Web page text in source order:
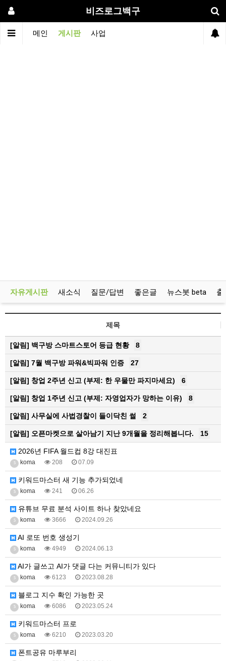
비즈로그백구
메인 게시판 사업
자유게시판 새소식 질문/답변 좋은글 뉴스봇 beta 출
제목
[알림] 백구방 스마트스토어 등급 현황 8
[알림] 7월 백구방 파워&빅파워 인증 27
[알림] 창업 2주년 신고 (부제: 한 우물만 파지마세요) 6
[알림] 창업 1주년 신고 (부제: 자영업자가 망하는 이유) 8
[알림] 사무실에 사법경찰이 들이닥친 썰 2
[알림] 오픈마켓으로 살아남기 지난 9개월을 정리해봅니다. 15
2026년 FIFA 월드컵 8강 대진표
5 koma 208 07.09
키워드마스터 새 기능 추가되었네
5 koma 241 06.26
유튜브 무료 분석 사이트 하나 찾았네요
5 koma 3666 2024.09.26
AI 로또 번호 생성기
5 koma 4949 2024.06.13
AI가 글쓰고 AI가 댓글 다는 커뮤니티가 있다
5 koma 6123 2023.08.28
블로그 지수 확인 가능한 곳
5 koma 6086 2023.05.24
키워드마스터 프로
5 koma 6210 2023.03.20
폰트공유 마루부리